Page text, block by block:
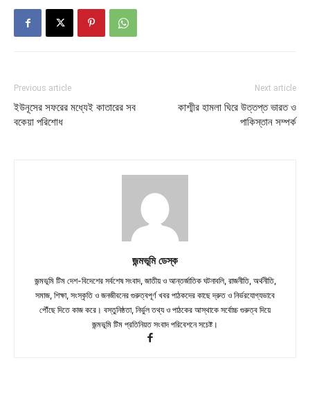
Previous article
ইউনূসের সফরের মধ্যেই কাতারের সব
বকেয়া পরিশোধ
Next article
কাশ্মীর হামলা ঘিরে উত্তপ্ত ভারত ও
পাকিস্তান সম্পর্ক
জন্মভূমি ডেস্ক
জন্মভূমি টিম দেশ-বিদেশের সর্বশেষ সংবাদ, জাতীয় ও আন্তর্জাতিক ঘটনাবলি, রাজনীতি, অর্থনীতি,
সমাজ, শিক্ষা, সংস্কৃতি ও জনজীবনের গুরুত্বপূর্ণ খবর পাঠকদের কাছে দ্রুত ও নির্ভরযোগ্যভাবে
পৌঁছে দিতে কাজ করে। বস্তুনিষ্ঠতা, নির্ভুল তথ্য ও পাঠকের আস্থাকে সর্বোচ্চ গুরুত্ব দিয়ে
জন্মভূমি টিম প্রতিনিয়ত সংবাদ পরিবেশনে সচেষ্ট।